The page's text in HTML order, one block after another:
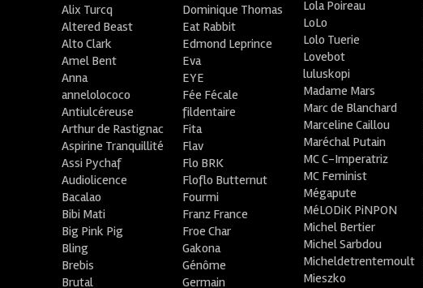
Alix Turcq
Altered Beast
Alto Clark
Amel Bent
Anna
annelolococo
Antiulcéreuse
Arthur de Rastignac
Aspirine Tranquillité
Assi Pychaf
Audiolicence
Bacalao
Bibi Mati
Big Pink Pig
Bling
Brebis
Brutal
Dominique Thomas
Eat Rabbit
Edmond Leprince
Eva
EYE
Fée Fécale
fildentaire
Fita
Flav
Flo BRK
Floflo Butternut
Fourmi
Franz France
Froe Char
Gakona
Génôme
Germain
Lola Poireau
LoLo
Lolo Tuerie
Lovebot
luluskopi
Madame Mars
Marc de Blanchard
Marceline Caillou
Maréchal Putain
MC C-Imperatriz
MC Feminist
Mégapute
MéLODiK PiNPON
Michel Bertier
Michel Sarbdou
Micheldetrentemoult
Mieszko